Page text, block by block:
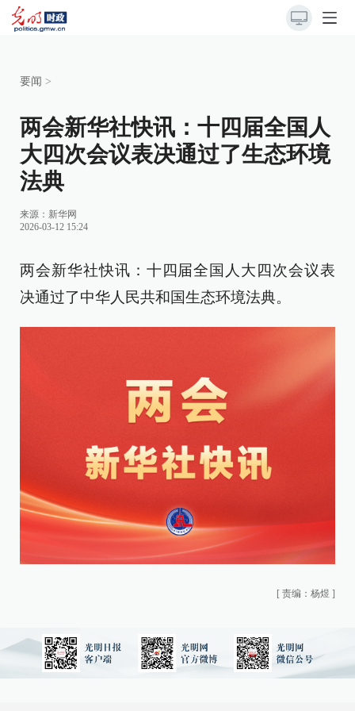
要闻 >
两会新华社快讯：十四届全国人
大四次会议表决通过了生态环境
法典
来源： 新华网
2026-03-12 15:24
两会新华社快讯：十四届全国人大四次会议表
决通过了中华人民共和国生态环境法典。
[ 责编：杨煜 ]